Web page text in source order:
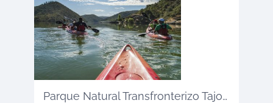
Parque Natural Transfronterizo Tajo ...